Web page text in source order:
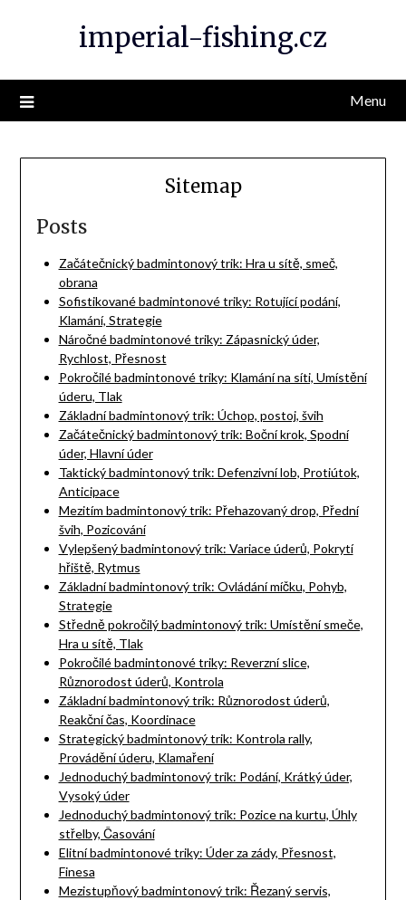
imperial-fishing.cz
Menu
Sitemap
Posts
Začátečnický badmintonový trik: Hra u sítě, smeč,
obrana
Sofistikované badmintonové triky: Rotující podání,
Klamání, Strategie
Náročné badmintonové triky: Zápasnický úder,
Rychlost, Přesnost
Pokročilé badmintonové triky: Klamání na síti, Umístění
úderu, Tlak
Základní badmintonový trik: Úchop, postoj, švih
Začátečnický badmintonový trik: Boční krok, Spodní
úder, Hlavní úder
Taktický badmintonový trik: Defenzivní lob, Protiútok,
Anticipace
Mezitím badmintonový trik: Přehazovaný drop, Přední
švih, Pozicování
Vylepšený badmintonový trik: Variace úderů, Pokrytí
hřiště, Rytmus
Základní badmintonový trik: Ovládání míčku, Pohyb,
Strategie
Středně pokročilý badmintonový trik: Umístění smeče,
Hra u sítě, Tlak
Pokročilé badmintonové triky: Reverzní slice,
Různorodost úderů, Kontrola
Základní badmintonový trik: Různorodost úderů,
Reakční čas, Koordinace
Strategický badmintonový trik: Kontrola rally,
Provádění úderu, Klamaření
Jednoduchý badmintonový trik: Podání, Krátký úder,
Vysoký úder
Jednoduchý badmintonový trik: Pozice na kurtu, Úhly
střelby, Časování
Elitní badmintonové triky: Úder za zády, Přesnost,
Finesa
Mezistupňový badmintonový trik: Řezaný servis,